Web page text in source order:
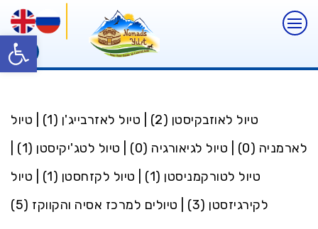
טיול לאוזבקיסטן (2) טיול לאזרבייג'ן (1)
טיול
לארמניה (0)
טיול לגיאורגיה (0) טיול לטג'יקיסטן (1)
טיול לטורקמניסטן (1)
טיול לקזחסטן (1)
טיול
לקירגיזסטן (3)
טיולים למרכז אסיה והקווקז (5)